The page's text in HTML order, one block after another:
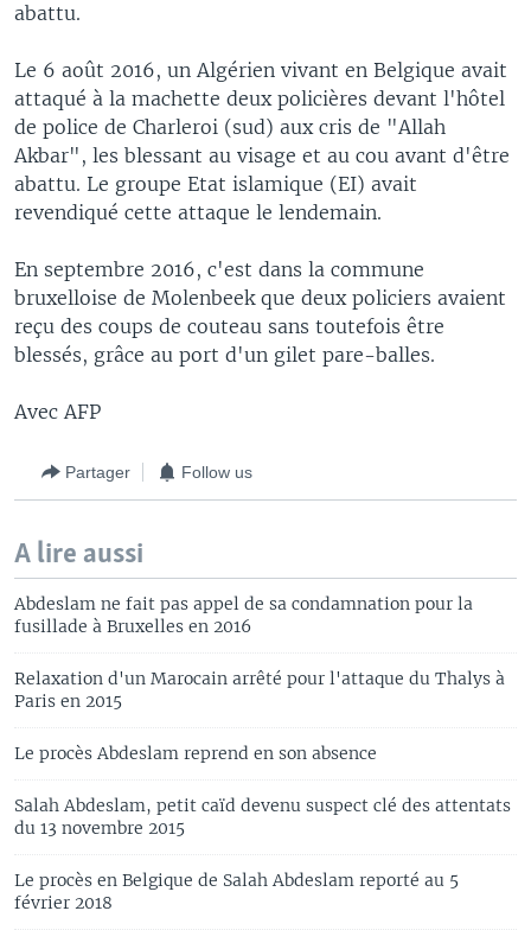
abattu.
Le 6 août 2016, un Algérien vivant en Belgique avait
attaqué à la machette deux policières devant l'hôtel
de police de Charleroi (sud) aux cris de "Allah
Akbar", les blessant au visage et au cou avant d'être
abattu. Le groupe Etat islamique (EI) avait
revendiqué cette attaque le lendemain.
En septembre 2016, c'est dans la commune
bruxelloise de Molenbeek que deux policiers avaient
reçu des coups de couteau sans toutefois être
blessés, grâce au port d'un gilet pare-balles.
Avec AFP
Partager Follow us
A lire aussi
Abdeslam ne fait pas appel de sa condamnation pour la
fusillade à Bruxelles en 2016
Relaxation d'un Marocain arrêté pour l'attaque du Thalys à
Paris en 2015
Le procès Abdeslam reprend en son absence
Salah Abdeslam, petit caïd devenu suspect clé des attentats
du 13 novembre 2015
Le procès en Belgique de Salah Abdeslam reporté au 5
février 2018